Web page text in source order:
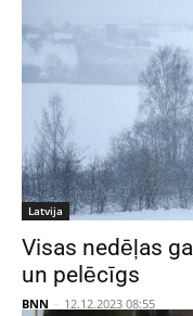
Latvija
Visas nedēļas
un pelēcīgs
BNN - 12.12.2023 08:55